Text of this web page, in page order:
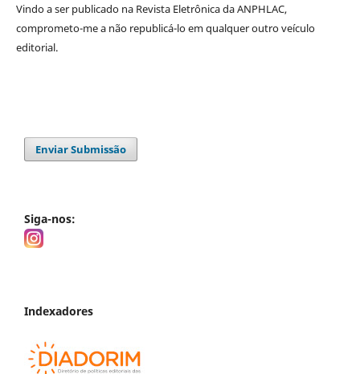
Vindo a ser publicado na Revista Eletrônica da ANPHLAC,
comprometo-me a não republicá-lo em qualquer outro veículo
editorial.
Enviar Submissão
Siga-nos:
Indexadores